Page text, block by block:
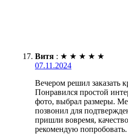
Витя : ★ ★ ★ ★ ★
07.11.2024
Вечером решил заказать
Понравился простой
фото, выбрал размеры.
позвонил для
пришли вовремя,
рекомендую попробовать.